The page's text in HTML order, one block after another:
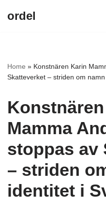
ordel
Home » Konstnären Karin
Skatteverket – striden om
Mamma
stoppas av
– striden
identitet i